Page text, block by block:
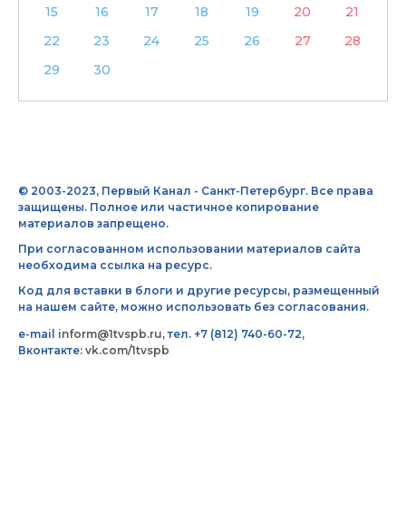
15
16 17 18 19 20
21
22
23 24 25 26 27
28
29
30
© 2003-2023, Первый Канал - Санкт-Петербург. Все права
защищены. Полное или частичное копирование
материалов запрещено.
При согласованном использовании материалов сайта
необходима ссылка на ресурс.
Код для вставки в блоги и другие ресурсы, размещенный
на нашем сайте, можно использовать без согласования.
e-mail inform@1tvspb.ru, тел. +7 (812) 740-60-72,
Вконтакте: vk.com/1tvspb